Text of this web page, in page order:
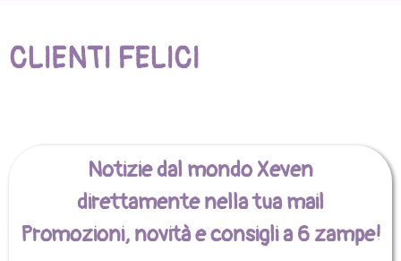
CLIENTI FELICI
Notizie dal mondo Xeven
direttamente nella tua mail
Promozioni, novità e consigli a 6 zampe!